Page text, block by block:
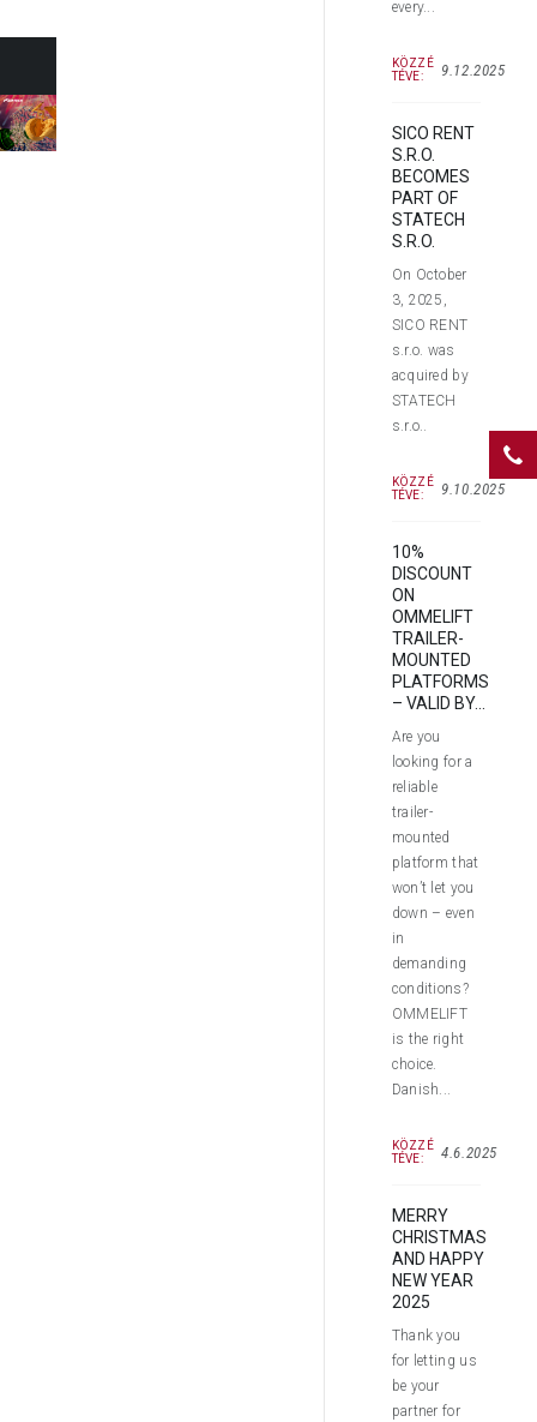
every...
KÖZZÉ
TÉVE:
9.12.2025
SICO RENT
S.R.O.
BECOMES
PART OF
STATECH
S.R.O.
On October
3, 2025,
SICO RENT
s.r.o. was
acquired by
STATECH
s.r.o..
KÖZZÉ
TÉVE:
9.10.2025
10%
DISCOUNT
ON
OMMELIFT
TRAILER-
MOUNTED
PLATFORMS
– VALID BY...
Are you
looking for a
reliable
trailer-
mounted
platform that
won’t let you
down – even
in
demanding
conditions?
OMMELIFT
is the right
choice.
Danish...
KÖZZÉ
TÉVE:
4.6.2025
MERRY
CHRISTMAS
AND HAPPY
NEW YEAR
2025
Thank you
for letting us
be your
partner for